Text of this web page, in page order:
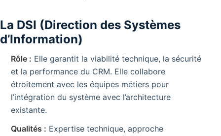
La DSI (Direction des Systèmes
d’Information)
Rôle : Elle garantit la viabilité technique, la sécurité
et la performance du CRM. Elle collabore
étroitement avec les équipes métiers pour
l’intégration du système avec l’architecture
existante.
Qualités : Expertise technique, approche